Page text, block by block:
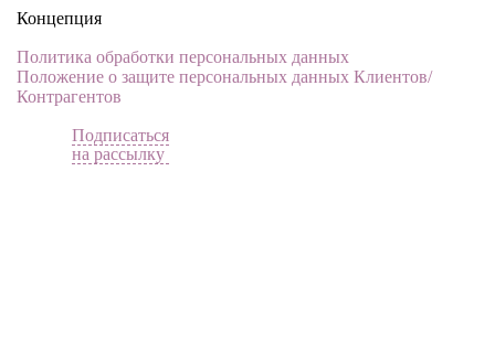
Концепция
Политика обработки персональных данных
Положение о защите персональных данных Клиентов/
Контрагентов
Подписаться
на рассылку